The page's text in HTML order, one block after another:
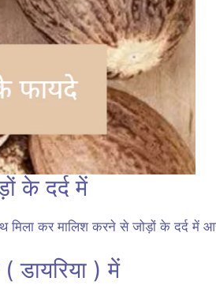
के दर्द में
कर मालिश करने से जोड़ों के दर्द में
) में